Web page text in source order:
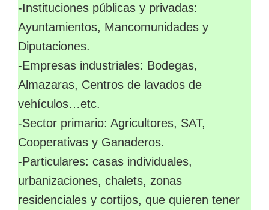
-Instituciones públicas y privadas:
Ayuntamientos, Mancomunidades y
Diputaciones.
-Empresas industriales: Bodegas,
Almazaras, Centros de lavados de
vehículos…etc.
-Sector primario: Agricultores, SAT,
Cooperativas y Ganaderos.
-Particulares: casas individuales,
urbanizaciones, chalets, zonas
residenciales y cortijos, que quieren tener